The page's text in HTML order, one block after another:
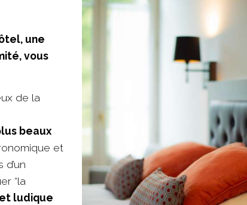
une
vous
de la
beaux
et
“la
ludique